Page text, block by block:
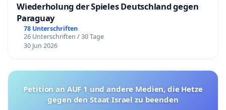
Wiederholung der Spieles Deutschland gegen
Paraguay
78 Unterschriften
26 Unterschriften / 30 Tage
30 Jun 2026
Petition an AUF 1 und andere Medien, die Hetze
gegen den Staat Israel zu beenden